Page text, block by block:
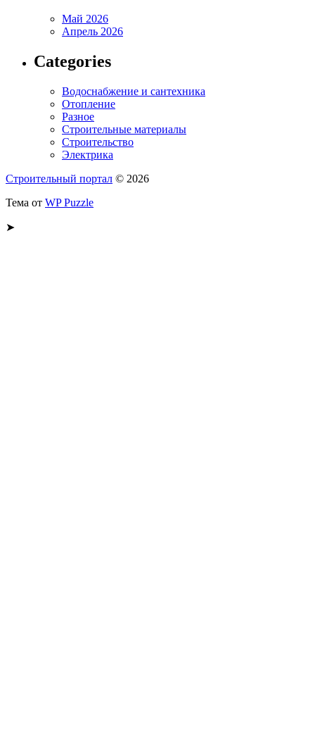
Май 2026
Апрель 2026
Categories
Водоснабжение и сантехника
Отопление
Разное
Строительные материалы
Строительство
Электрика
Строительный портал © 2026
Тема от WP Puzzle
➤